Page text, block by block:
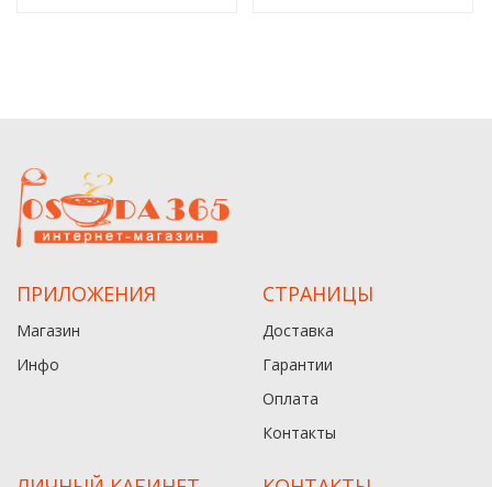
ПРИЛОЖЕНИЯ
Магазин
Инфо
СТРАНИЦЫ
Доставка
Гарантии
Оплата
Контакты